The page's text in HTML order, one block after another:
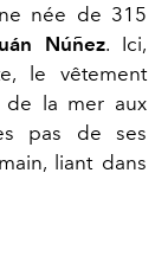
née de 315
Núñez. Ici,
le vêtement
de la mer aux
pas de ses
liant dans